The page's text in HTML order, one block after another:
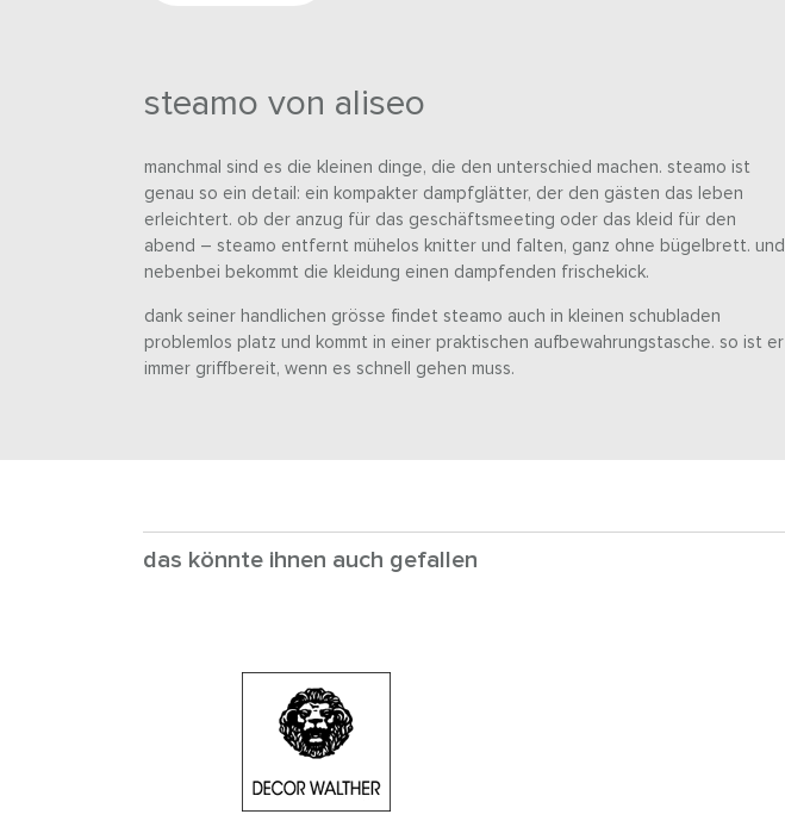
steamo von aliseo
manchmal sind es die kleinen dinge, die den unterschied machen. steamo ist
genau so ein detail: ein kompakter dampfglätter, der den gästen das leben
erleichtert. ob der anzug für das geschäftsmeeting oder das kleid für den
abend – steamo entfernt mühelos knitter und falten, ganz ohne bügelbrett. und
nebenbei bekommt die kleidung einen dampfenden frischekick.
dank seiner handlichen grösse findet steamo auch in kleinen schubladen
problemlos platz und kommt in einer praktischen aufbewahrungstasche. so ist er
immer griffbereit, wenn es schnell gehen muss.
das könnte ihnen auch gefallen